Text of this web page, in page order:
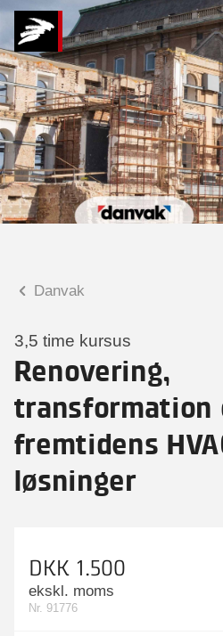
Danvak
3,5 time kursus
Renovering,
transformation
fremtidens
løsninger
DKK 1.500
ekskl. moms
Nr. 91776
Praktiske
Spørgsmål til
afholdelsessted
Hvad kan
dig